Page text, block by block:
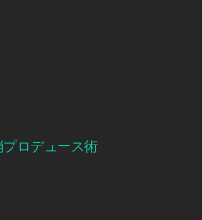
ロデュース術